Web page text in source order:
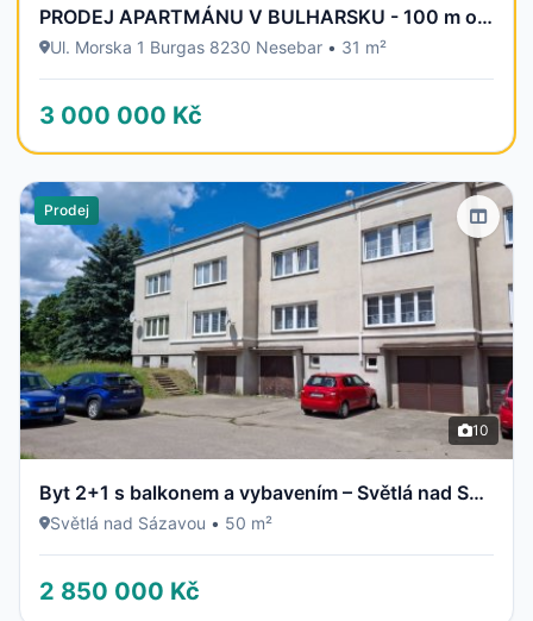
PRODEJ APARTMÁNU V BULHARSKU - 100 m od moře
Ul. Morska 1 Burgas 8230 Nesebar • 31 m²
3 000 000 Kč
Prodej
10
Byt 2+1 s balkonem a vybavením – Světlá nad Sázavou
Světlá nad Sázavou • 50 m²
2 850 000 Kč